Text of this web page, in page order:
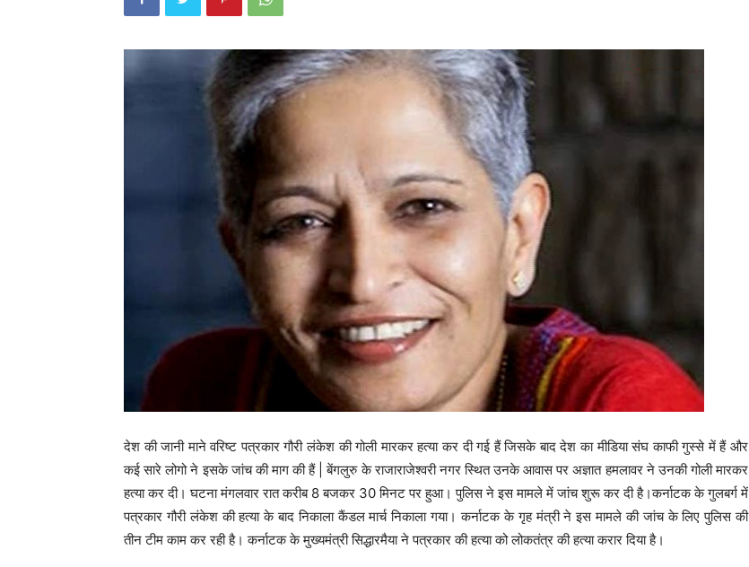
देश की जानी माने वरिष्ट पत्रकार गौरी लंकेश की गोली मारकर हत्या कर दी गई हैं जिसके बाद देश का मीडिया संघ काफी गुस्से में हैं और
कई सारे लोगो ने इसके जांच की माग की हैं | बेंगलुरु के राजाराजेश्वरी नगर स्थित उनके आवास पर अज्ञात हमलावर ने उनकी गोली मारकर
हत्या कर दी। घटना मंगलवार रात करीब 8 बजकर 30 मिनट पर हुआ। पुलिस ने इस मामले में जांच शुरू कर दी है।कर्नाटक के गुलबर्ग में
पत्रकार गौरी लंकेश की हत्या के बाद निकाला कैंडल मार्च निकाला गया। कर्नाटक के गृह मंत्री ने इस मामले की जांच के लिए पुलिस की
तीन टीम काम कर रही है। कर्नाटक के मुख्यमंत्री सिद्धारमैया ने पत्रकार की हत्या को लोकतंत्र की हत्या करार दिया है।